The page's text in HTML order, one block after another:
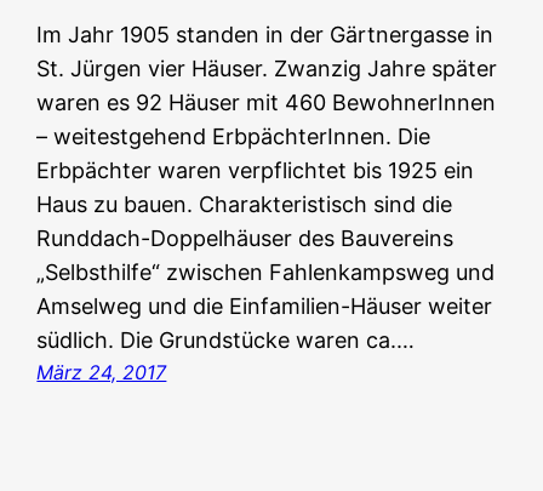
Im Jahr 1905 standen in der Gärtnergasse in
St. Jürgen vier Häuser. Zwanzig Jahre später
waren es 92 Häuser mit 460 BewohnerInnen
– weitestgehend ErbpächterInnen. Die
Erbpächter waren verpflichtet bis 1925 ein
Haus zu bauen. Charakteristisch sind die
Runddach-Doppelhäuser des Bauvereins
„Selbsthilfe“ zwischen Fahlenkampsweg und
Amselweg und die Einfamilien-Häuser weiter
südlich. Die Grundstücke waren ca.…
März 24, 2017